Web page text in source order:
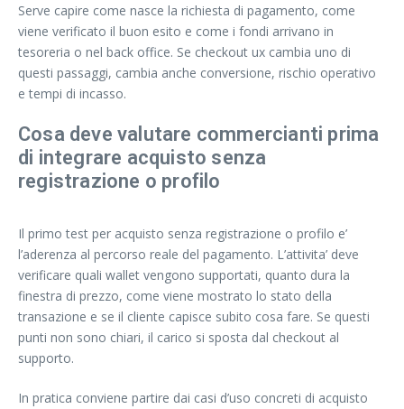
Serve capire come nasce la richiesta di pagamento, come
viene verificato il buon esito e come i fondi arrivano in
tesoreria o nel back office. Se checkout ux cambia uno di
questi passaggi, cambia anche conversione, rischio operativo
e tempi di incasso.
Cosa deve valutare commercianti prima
di integrare acquisto senza
registrazione o profilo
Il primo test per acquisto senza registrazione o profilo e’
l’aderenza al percorso reale del pagamento. L’attivita’ deve
verificare quali wallet vengono supportati, quanto dura la
finestra di prezzo, come viene mostrato lo stato della
transazione e se il cliente capisce subito cosa fare. Se questi
punti non sono chiari, il carico si sposta dal checkout al
supporto.
In pratica conviene partire dai casi d’uso concreti di acquisto